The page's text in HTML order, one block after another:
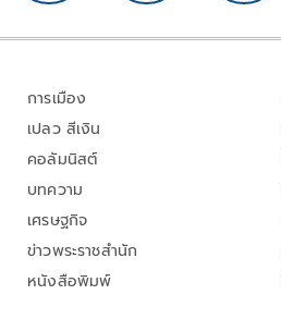
การเมือง
เปลว สีเงิน
คอลัมนิสต์
บทความ
เศรษฐกิจ
ข่าวพระราชสำนัก
หนังสือพิมพ์